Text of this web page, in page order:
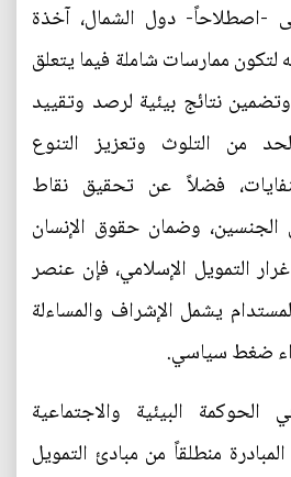
-اصطلاحاً- دول الشمال، آخذة
ممارسات شاملة فيما يتعلق
وتضمين نتائج بيئية لرصد وتقييد
من التلوث وتعزيز التنوع
فضلاً عن تحقيق نقاط
الجنسين، وضمان حقوق الإنسان
التمويل الإسلامي، فإن عنصر
يشمل الإشراف والمساءلة
ضغط سياسي.
الحوكمة البيئية والاجتماعية
منطلقاً من مبادئ التمويل